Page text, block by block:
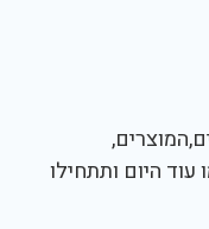
היום ותתחילו